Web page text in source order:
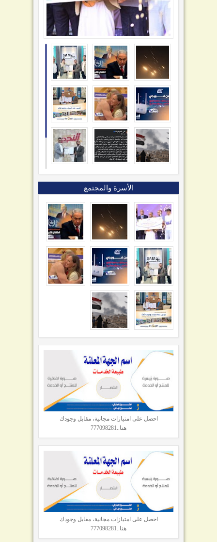
الأسرة والمجتمع
احصل على امتيازات مجانية، مقابل وجودك
هنا..777098281
احصل على امتيازات مجانية، مقابل وجودك
هنا..777098281